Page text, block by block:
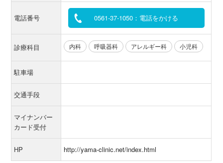
電話番号 0561-37-1050：電話をかける
診療科目 内科 呼吸器科 アレルギー科 小児科
駐車場
交通手段
マイナンバー
カード受付
HP http://yama-clinic.net/index.html